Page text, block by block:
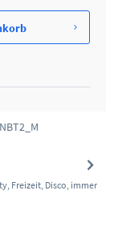
Freizeit, Disco, immer